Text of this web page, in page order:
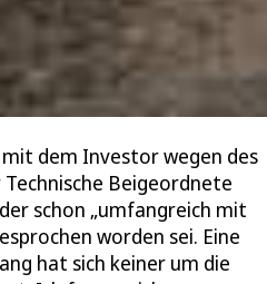
dem Investor wegen des
Technische Beigeordnete
schon „umfangreich mit
worden sei. Eine
hat sich keiner um die